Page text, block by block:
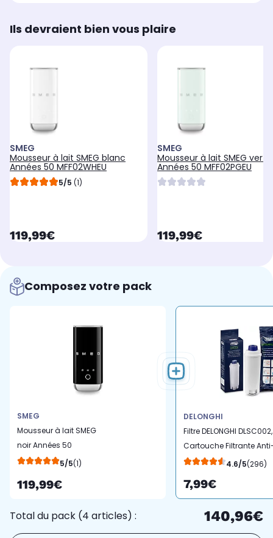
Ils devraient bien vous plaire
SMEG
Mousseur à lait SMEG blanc
Années 50 MFF02WHEU
5/5 (1)
currentPrice
119,99€
SMEG
Mousseur à lait SMEG vert
Années 50 MFF02PGEU
currentPrice
119,99€
Composez votre pack
SMEG
Mousseur à lait SMEG
noir Années 50
MFF02BLEU 5/5(1)
119,99€
DELONGHI
Filtre DELONGHI DLSC002,
Cartouche Filtrante
Calcaire pour Machines
4.6/5(296)
7,99€
Total du pack (4 articles) : 140,96€